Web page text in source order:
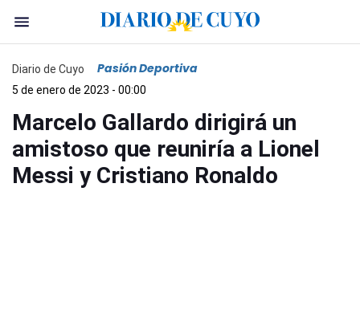
Diario de Cuyo Pasión Deportiva
5 de enero de 2023 - 00:00
Marcelo Gallardo dirigirá un
amistoso que reuniría a Lionel
Messi y Cristiano Ronaldo